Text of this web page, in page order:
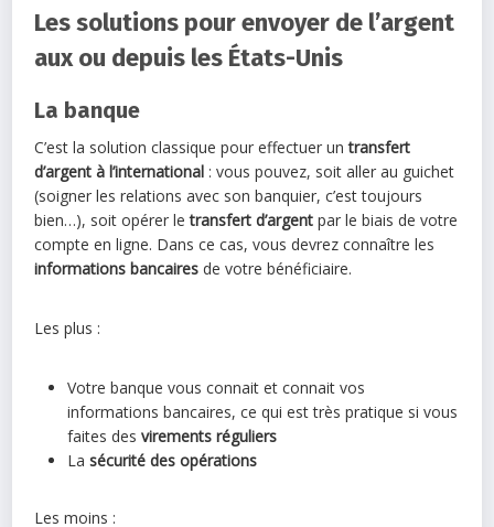
Les solutions pour envoyer de l’argent
aux ou depuis les États-Unis
La banque
C’est la solution classique pour effectuer untransfert
d’argent à l’international : vous pouvez, soit aller au guichet
(soigner les relations avec son banquier, c’est toujours
bien…), soit opérer letransfert d’argent par le biais de votre
compte en ligne. Dans ce cas, vous devrez connaître les
informations bancaires de votre bénéficiaire.
Les plus :
Votre banque vous connait et connait vos
informations bancaires, ce qui est très pratique si vous
faites desvirements réguliers
Lasécurité des opérations
Les moins :